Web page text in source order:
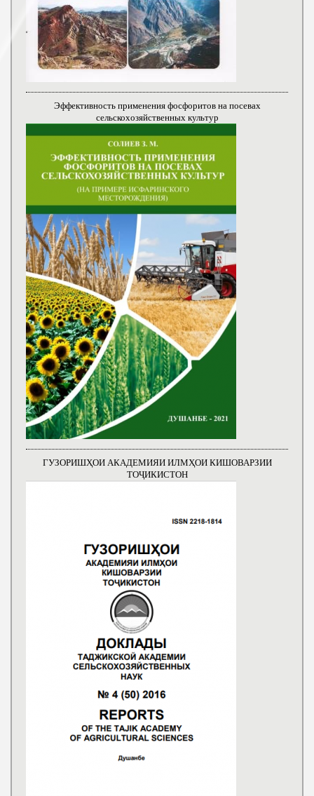
Эффективность применения фосфоритов на посевах
сельскохозяйственных культур
ГУЗОРИШҲОИ АКАДЕМИЯИ ИЛМҲОИ КИШОВАРЗИИ
ТОҶИКИСТОН